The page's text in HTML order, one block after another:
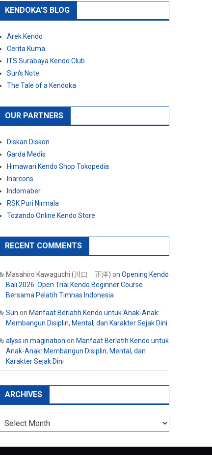
KENDOKA'S BLOG
Arek Kendo
Cerita Kuma
ITS Surabaya Kendo Club
Sun's Note
The Tale of a Kendoka
OUR PARTNERS
Diskan Diskon
Garda Medis
Himawari Kendo Shop Tokopedia
Inarcons
Indomaber
RSK Puri Nirmala
Tozando Online Kendo Store
RECENT COMMENTS
Masahiro Kawaguchi (川口 正洋) on Opening Kendo
Bali 2026: Open Trial Kendo Beginner Course
Bersama Pelatih Timnas Indonesia
Sun on Manfaat Berlatih Kendo untuk Anak-Anak:
Membangun Disiplin, Mental, dan Karakter Sejak Dini
alyss in magination on Manfaat Berlatih Kendo untuk
Anak-Anak: Membangun Disiplin, Mental, dan
Karakter Sejak Dini
ARCHIVES
Archives